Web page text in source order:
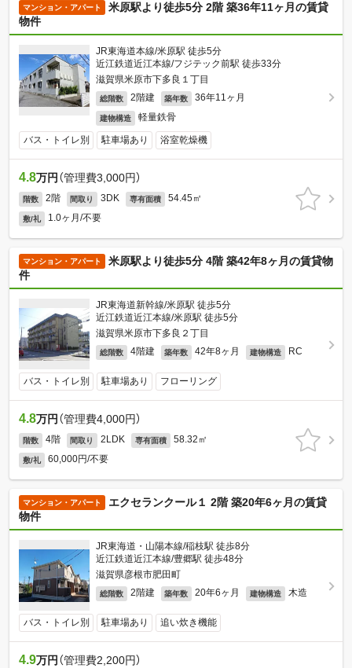
マンション・アパート
米原駅より徒歩5分 2階 築36年11ヶ月の賃貸
物件
JR東海道本線/米原駅 徒歩5分
近江鉄道近江本線/フジテック前駅 徒歩33分
滋賀県米原市下多良１丁目
総階数 2階建 築年数 36年11ヶ月
建物構造 軽量鉄骨
バス・トイレ別 駐車場あり 浴室乾燥機
4.8万円 （管理費3,000円）
階数 2階 間取り 3DK 専有面積 54.45㎡
敷/礼 1.0ヶ月/不要
マンション・アパート
米原駅より徒歩5分 4階 築42年8ヶ月の賃貸物
件
JR東海道新幹線/米原駅 徒歩5分
近江鉄道近江本線/米原駅 徒歩5分
滋賀県米原市下多良２丁目
総階数 4階建 築年数 42年8ヶ月 建物構造 RC
バス・トイレ別 駐車場あり フローリング
4.8万円 （管理費4,000円）
階数 4階 間取り 2LDK 専有面積 58.32㎡
敷/礼 60,000円/不要
マンション・アパート
エクセランクール１ 2階 築20年6ヶ月の賃貸
物件
JR東海道・山陽本線/稲枝駅 徒歩8分
近江鉄道近江本線/豊郷駅 徒歩48分
滋賀県彦根市肥田町
総階数 2階建 築年数 20年6ヶ月 建物構造 木造
バス・トイレ別 駐車場あり 追い炊き機能
4.9万円 （管理費2,200円）